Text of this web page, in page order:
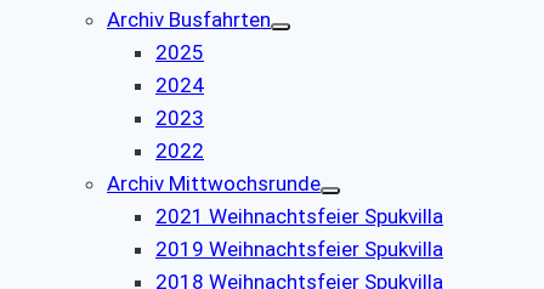
Archiv Busfahrten
2025
2024
2023
2022
Archiv Mittwochsrunde
2021 Weihnachtsfeier Spukvilla
2019 Weihnachtsfeier Spukvilla
2018 Weihnachtsfeier Spukvilla